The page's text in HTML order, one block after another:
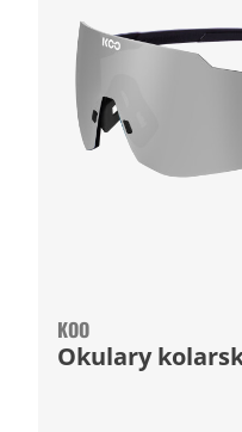
KOO
Okulary